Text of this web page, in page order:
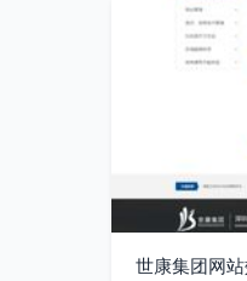
世康集团网